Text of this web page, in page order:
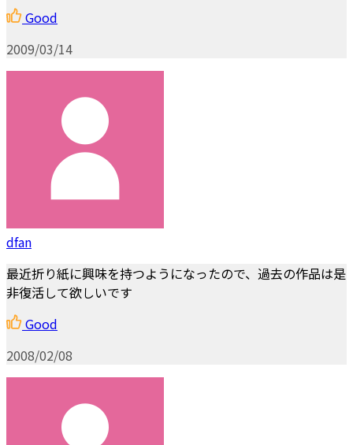
Good
2009/03/14
dfan
最近折り紙に興味を持つようになったので、過去の作品は是
非復活して欲しいです
Good
2008/02/08